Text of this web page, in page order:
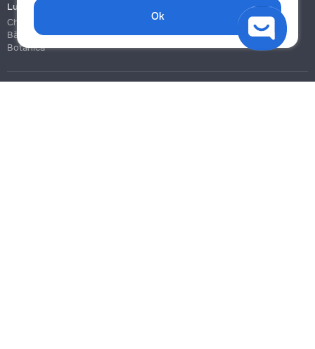
Ok
Lucrări de construcție și instalare
Chișinău
Bălți
Botanica